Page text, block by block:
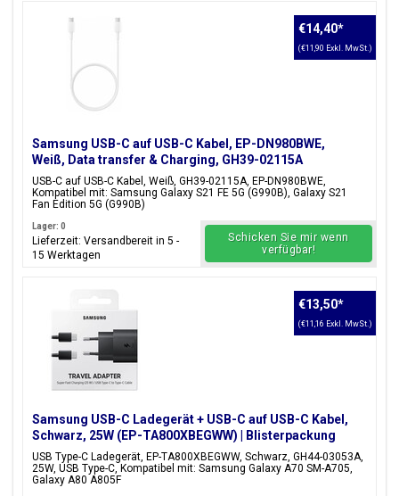
Samsung USB-C auf USB-C Kabel, EP-DN980BWE,
Weiß, Data transfer & Charging, GH39-02115A
USB-C auf USB-C Kabel, Weiß, GH39-02115A, EP-DN980BWE,
Kompatibel mit: Samsung Galaxy S21 FE 5G (G990B), Galaxy S21
Fan Edition 5G (G990B)
€14,40*
(€11,90 Exkl. MwSt.)
Lager: 0
Lieferzeit: Versandbereit in 5 -
15 Werktagen
Schicken Sie mir wenn
verfügbar!
Samsung USB-C Ladegerät + USB-C auf USB-C Kabel,
Schwarz, 25W (EP-TA800XBEGWW) | Blisterpackung
USB Type-C Ladegerät, EP-TA800XBEGWW, Schwarz, GH44-03053A,
25W, USB Type-C, Kompatibel mit: Samsung Galaxy A70 SM-A705,
Galaxy A80 A805F
€13,50*
(€11,16 Exkl. MwSt.)